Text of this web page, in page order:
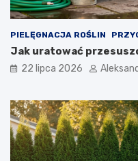
PIELĘGNACJA ROŚLIN
Jak uratować
22 lipca 2026